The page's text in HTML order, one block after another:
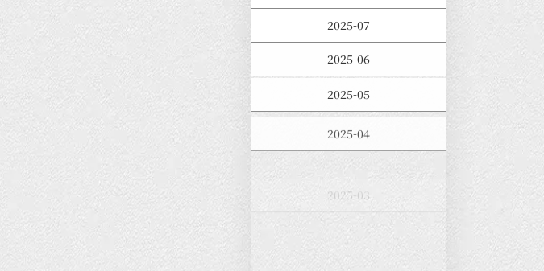
2025-07
2025-06
2025-05
2025-04
2025-02